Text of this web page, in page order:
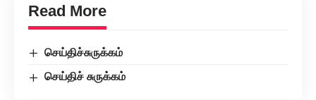
Read More
செய்திச்சுருக்கம்
செய்திச் சுருக்கம்